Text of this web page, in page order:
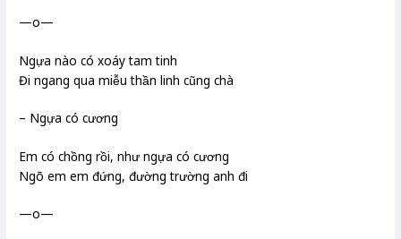
—o—
Ngựa nào có xoáy tam tinh
Đi ngang qua miễu thần linh cũng chà
– Ngựa có cương
Em có chồng rồi, như ngựa có cương
Ngõ em em đứng, đường trường anh đi
—o—